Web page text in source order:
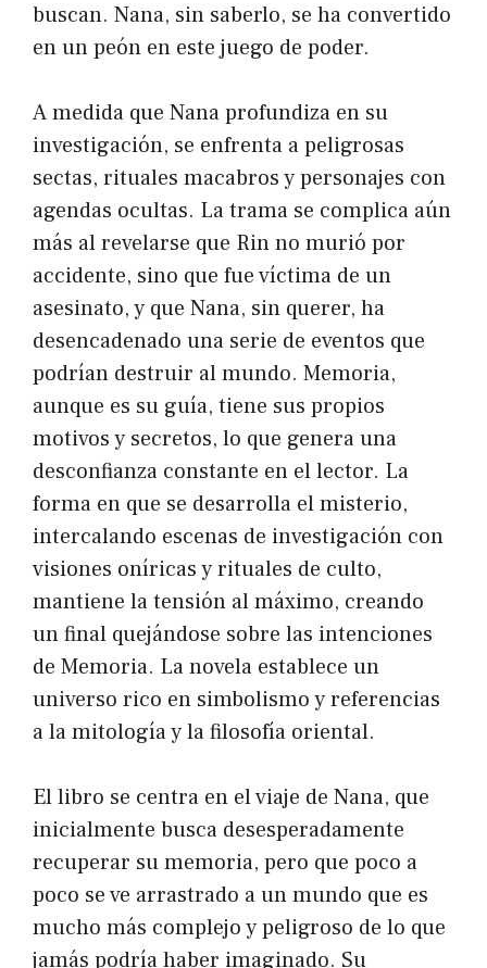
buscan. Nana, sin saberlo, se ha convertido
en un peón en este juego de poder.
A medida que Nana profundiza en su
investigación, se enfrenta a peligrosas
sectas, rituales macabros y personajes con
agendas ocultas. La trama se complica aún
más al revelarse que Rin no murió por
accidente, sino que fue víctima de un
asesinato, y que Nana, sin querer, ha
desencadenado una serie de eventos que
podrían destruir al mundo. Memoria,
aunque es su guía, tiene sus propios
motivos y secretos, lo que genera una
desconfianza constante en el lector. La
forma en que se desarrolla el misterio,
intercalando escenas de investigación con
visiones oníricas y rituales de culto,
mantiene la tensión al máximo, creando
un final quejándose sobre las intenciones
de Memoria. La novela establece un
universo rico en simbolismo y referencias
a la mitología y la filosofía oriental.
El libro se centra en el viaje de Nana, que
inicialmente busca desesperadamente
recuperar su memoria, pero que poco a
poco se ve arrastrado a un mundo que es
mucho más complejo y peligroso de lo que
jamás podría haber imaginado. Su